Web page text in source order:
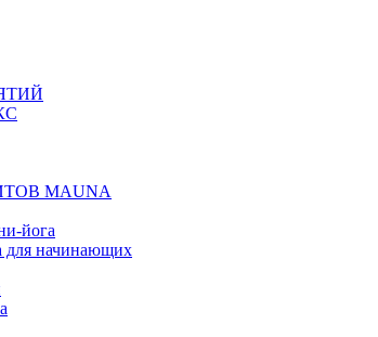
MAUNA
йога
для начинающих